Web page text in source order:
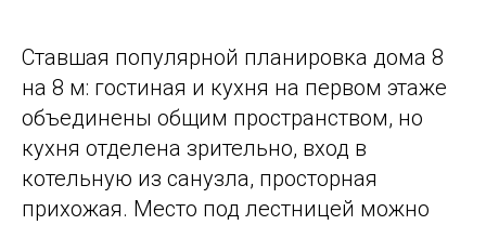
Ставшая популярной планировка дома 8
на 8 м: гостиная и кухня на первом этаже
объединены общим пространством, но
кухня отделена зрительно, вход в
котельную из санузла, просторная
прихожая. Место под лестницей можно